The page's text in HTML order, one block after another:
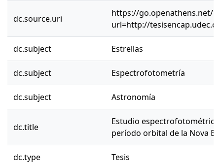
dc.source.uri
https://go.openathens.net/
url=http://
dc.subject Estrellas
dc.subject Espectrofotometría
dc.subject Astronomía
dc.title
Estudio espectrofotométrico
período orbital de la Nova
dc.type Tesis